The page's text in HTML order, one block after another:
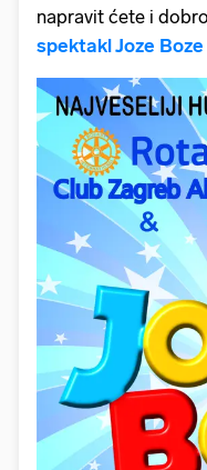
napravit ćete i
spektakl Joze Boze